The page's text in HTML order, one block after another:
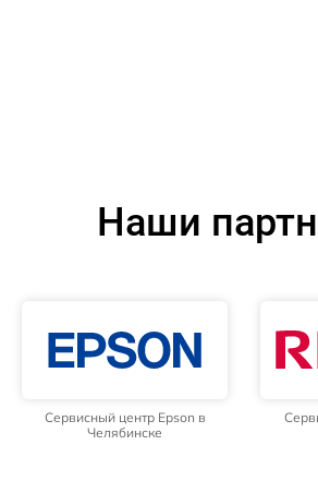
Наши
Сервисный центр Epson в
Челябинске